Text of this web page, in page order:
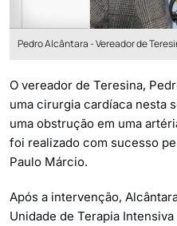
Pedro Alcântara - Vereador de
O vereador de Teresina,
uma cirurgia cardíaca nesta
uma obstrução em uma
foi realizado com sucesso
Paulo Márcio.
Após a intervenção,
Unidade de Terapia